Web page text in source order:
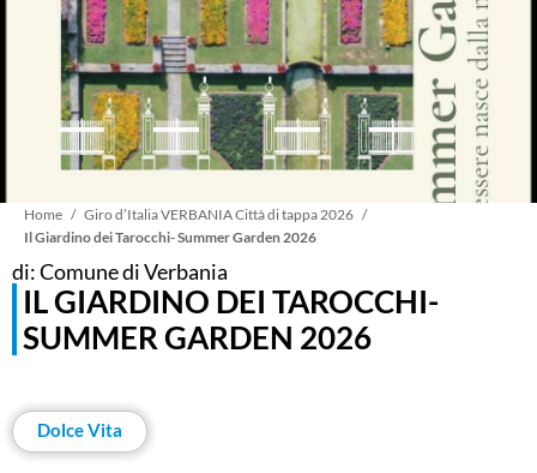
Briciole
di
pane
Home
Giro d’Italia VERBANIA Città di tappa 2026
Il Giardino dei Tarocchi- Summer Garden 2026
di: Comune di Verbania
IL GIARDINO DEI TAROCCHI-
SUMMER GARDEN 2026
Dolce Vita